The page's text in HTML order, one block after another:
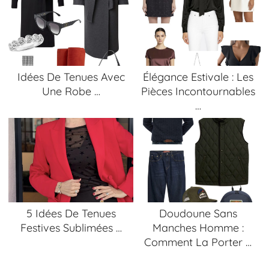
Idées De Tenues Avec
Une Robe …
Élégance Estivale : Les
Pièces Incontournables
…
5 Idées De Tenues
Festives Sublimées …
Doudoune Sans
Manches Homme :
Comment La Porter …